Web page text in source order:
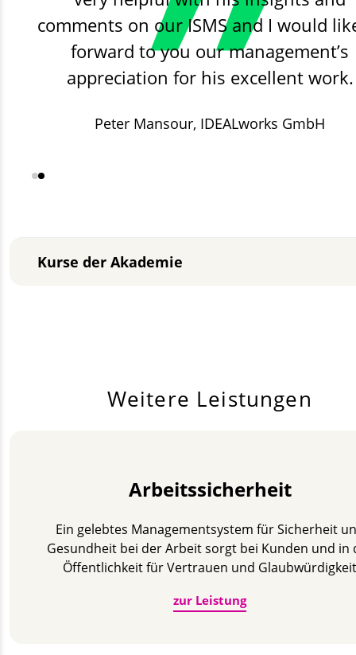
Stadtwerke Lutherstadt
comments on our ISMS and I would
forward to you our management’s
appreciation for his excellent work.
Peter Mansour, IDEALworks GmbH
Kurse der Akademie
Weitere Leistungen
Arbeits­sicherheit
Ein gelebtes Management­system für Sicherheit
Gesundheit bei der Arbeit sorgt bei Kunden und in
Öffent­lichkeit für Vertrauen und Glaub­­würdigkeit
zur Leistung